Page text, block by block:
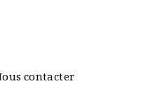
contacter